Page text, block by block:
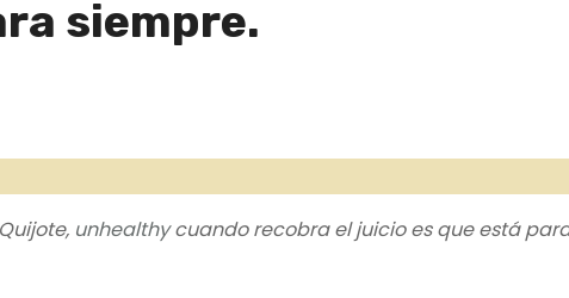
siempre.
unhealthycuando recobra el juicio es que está